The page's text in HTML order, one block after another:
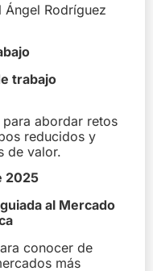
Ángel Rodríguez
trabajo
abordar retos
reducidos y
de valor.
2025
al Mercado
conocer de
más